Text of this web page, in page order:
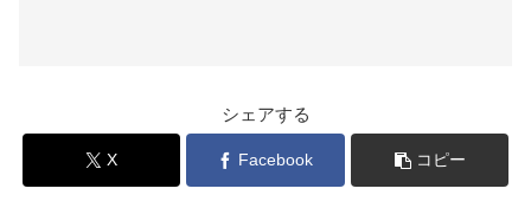
シェアする
X Facebook コピー